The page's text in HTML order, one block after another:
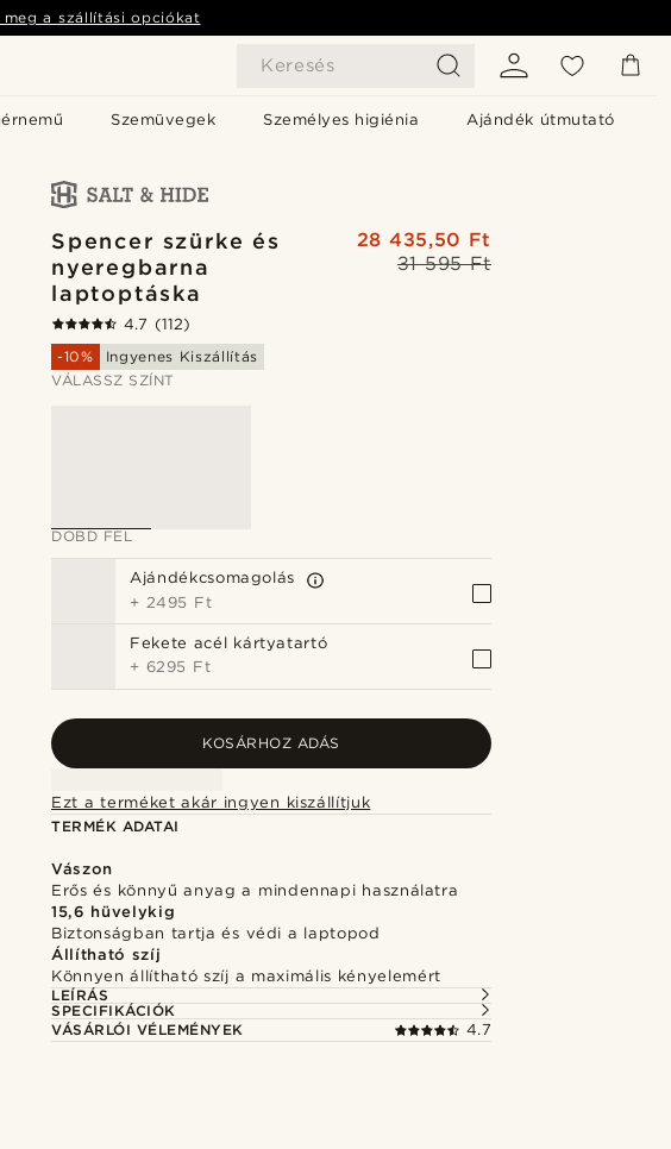
Keresés
Szemüvegek Személyes higiénia Ajándék útmutató
meg a szállítási opciókat
Spencer szürke és
nyeregbarna
laptoptáska
31 595 Ft
28 435,50 Ft
4.7 (112)
-10%
Ingyenes Kiszállítás
VÁLASSZ SZÍNT
DOBD FEL
Ajándékcsomagolás
+ 2495 Ft
Fekete acél kártyatartó
+ 6295 Ft
KOSÁRHOZ ADÁS
Ezt a terméket akár ingyen kiszállítjuk
TERMÉK ADATAI
Vászon
Erős és könnyű anyag a mindennapi használatra
15,6 hüvelykig
Biztonságban tartja és védi a laptopod
Állítható szíj
Könnyen állítható szíj a maximális kényelemért
LEÍRÁS
SPECIFIKÁCIÓK
VÁSÁRLÓI VÉLEMÉNYEK
4.7